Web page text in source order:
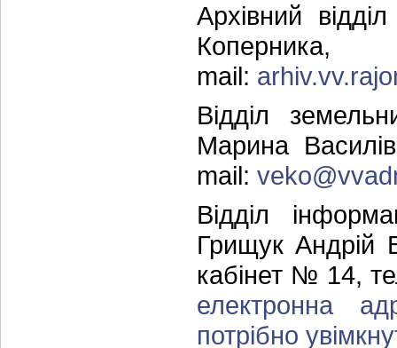
Архівний
mail:
Відділ
Марина
mail:
Відділ
Грищук Андрій
кабінет № 14,
електронна
потрібно